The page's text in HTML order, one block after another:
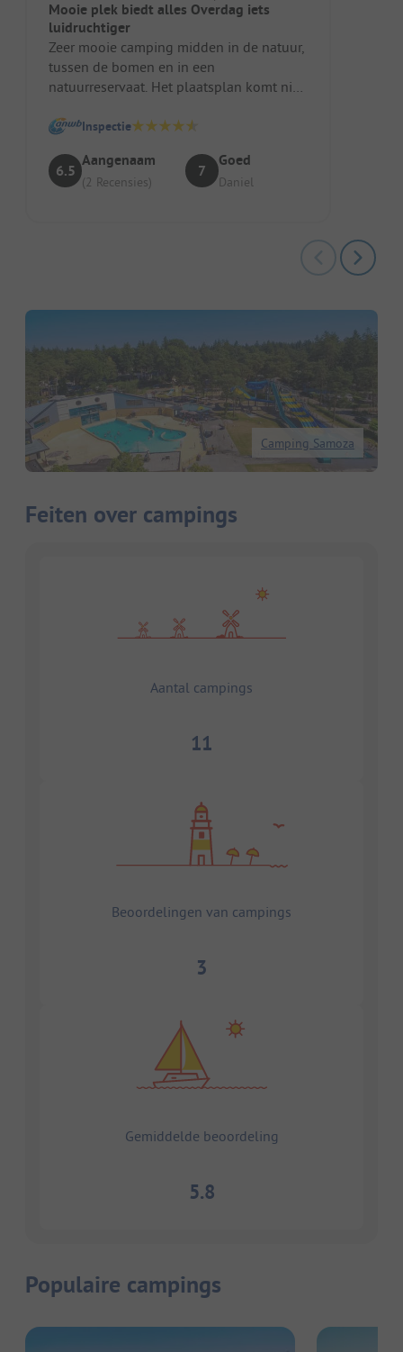
Mooie plek biedt alles Overdag iets
luidruchtiger
Zeer mooie camping midden in de natuur,
tussen de bomen en in een
natuurreservaat. Het plaatsplan komt niet
wa... Inspectie
6.5
Aangenaam
(2 Recensies)
7
Goed
Daniel
Camping Samoza
Feiten over campings
Aantal campings
11
Beoordelingen van campings
3
Gemiddelde beoordeling
5.8
Populaire campings